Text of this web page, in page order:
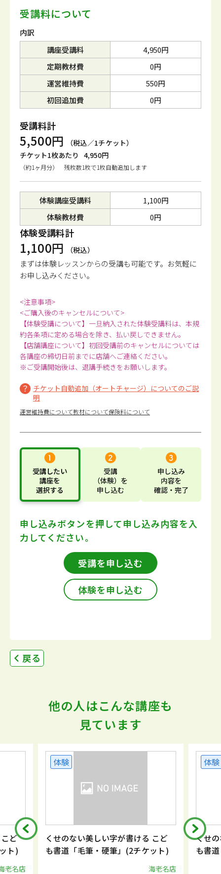
受講料について
内訳
講座受講料
4,950円
定期教材費
0円
運営維持費
550円
初回追加費
0円
受講料計
5,500円
（税込／1チケット）
チケット1枚あたり 4,950円
（約1ヶ月分） 残枚数1枚で1枚自動追加します
体験講座受講料
1,100円
体験教材費
0円
体験受講料計
1,100円 （税込）
まずは体験レッスンからの受講も可能です。 お気軽に
お申し込みください。
<注意事項>
<ご購入後のキャンセルについて>
【体験受講について】一旦納入された体験受講料は、本規
約各条項に定める場合を除き、払い戻しできません。
【店舗講座について】初回受講前のキャンセルについては
各講座の締切日前までに店舗へご連絡ください。
※ご受講開始後は、退講手続きをお願いします。
チケット自動追加（オートチャージ）についてのご説
明
運営維持費について教材について保険料について
受講したい
講座を
選択する
受講
（体験） を
申し込む
申し込み
内容を
確認・完了
申し込みボタンを押して申し込み内容を入
力してください。
受講を申し込む
体験を申し込む
戻る
他の人はこんな講座も
見ています
ど
ト)
老名店
体験
くせのない美しい字が書ける こど
も書道「毛筆・硬筆」(2チケット)
海老名店
体験
くせ
も書